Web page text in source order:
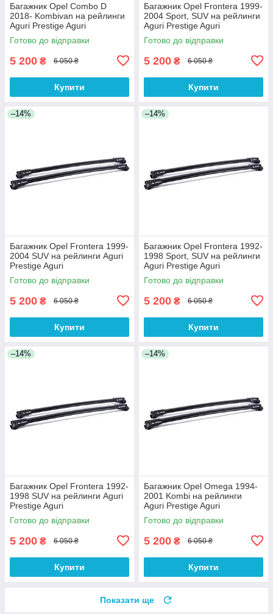
Багажник Opel Combo D
2018- Kombivan на рейлинги
Aguri Prestige Aguri
Готово до відправки
5 200 ₴ 6 050 ₴
Купити
Багажник Opel Frontera 1999-
2004 Sport, SUV на рейлинги
Aguri Prestige Aguri
Готово до відправки
5 200 ₴ 6 050 ₴
Купити
–14%
Багажник Opel Frontera 1999-
2004 SUV на рейлинги Aguri
Prestige Aguri
Готово до відправки
5 200 ₴ 6 050 ₴
Купити
–14%
Багажник Opel Frontera 1992-
1998 Sport, SUV на рейлинги
Aguri Prestige Aguri
Готово до відправки
5 200 ₴ 6 050 ₴
Купити
–14%
Багажник Opel Frontera 1992-
1998 SUV на рейлинги Aguri
Prestige Aguri
Готово до відправки
5 200 ₴ 6 050 ₴
Купити
–14%
Багажник Opel Omega 1994-
2001 Kombi на рейлинги
Aguri Prestige Aguri
Готово до відправки
5 200 ₴ 6 050 ₴
Купити
Показати ще